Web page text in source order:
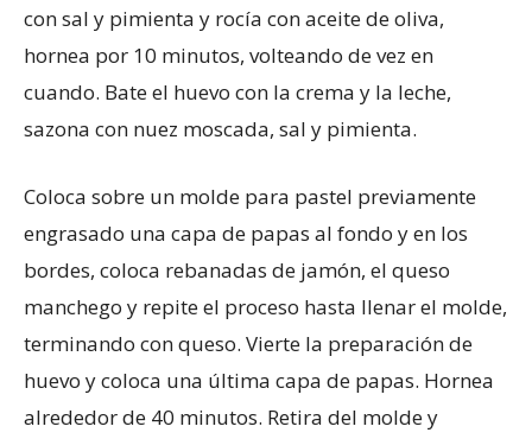
con sal y pimienta y rocía con aceite de oliva,
hornea por 10 minutos, volteando de vez en
cuando. Bate el huevo con la crema y la leche,
sazona con nuez moscada, sal y pimienta.
Coloca sobre un molde para pastel previamente
engrasado una capa de papas al fondo y en los
bordes, coloca rebanadas de jamón, el queso
manchego y repite el proceso hasta llenar el molde,
terminando con queso. Vierte la preparación de
huevo y coloca una última capa de papas. Hornea
alrededor de 40 minutos. Retira del molde y